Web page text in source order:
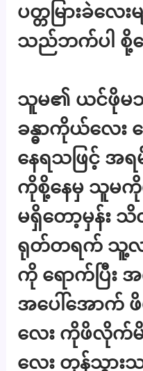
ပတ္တမြားခဲလေ
သည်ဘက်ပါ စို့
သူမ၏ ယင်ဖိုမသ
ခန္ဓာကိုယ်လေး
နေရသဖြင့် အ
ကိုစို့နေမှ သူမ
မရှိတော့မှန်း
ရုတ်တရက် သူ့လ
ကို ရောက်ပြီး
အပေါ်အောက်
လေး ကိုဖိလိုက်
လေး တုန်သွား